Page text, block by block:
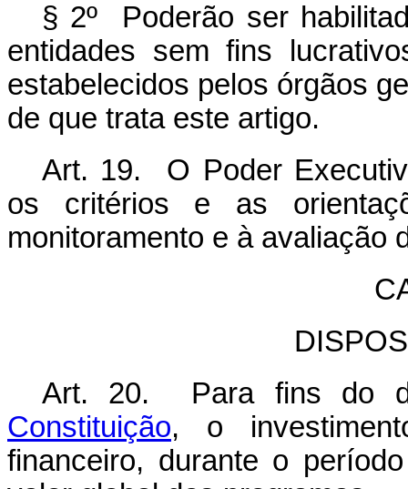
§ 2º Poderão ser
entidades sem fins
estabelecidos pelos órgãos
de que trata este artigo.
Art. 19. O Poder
os critérios e as
monitoramento e à avaliação
Art. 20. Para fins do
Constituição, o
financeiro, durante o